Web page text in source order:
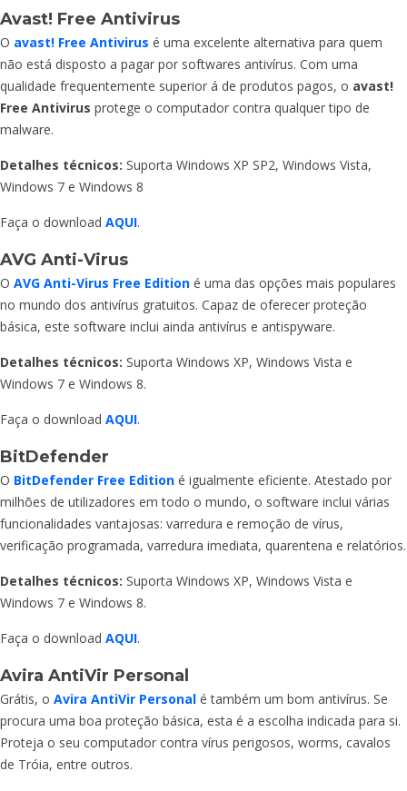
Avast! Free Antivirus
O avast! Free Antivirus é uma excelente alternativa para quem
não está disposto a pagar por softwares antivírus. Com uma
qualidade frequentemente superior á de produtos pagos, o avast!
Free Antivirus protege o computador contra qualquer tipo de
malware.
Detalhes técnicos: Suporta Windows XP SP2, Windows Vista,
Windows 7 e Windows 8
Faça o download AQUI.
AVG Anti-Virus
O AVG Anti-Virus Free Edition é uma das opções mais populares
no mundo dos antivírus gratuitos. Capaz de oferecer proteção
básica, este software inclui ainda antivírus e antispyware.
Detalhes técnicos: Suporta Windows XP, Windows Vista e
Windows 7 e Windows 8.
Faça o download AQUI.
BitDefender
O BitDefender Free Edition é igualmente eficiente. Atestado por
milhões de utilizadores em todo o mundo, o software inclui várias
funcionalidades vantajosas: varredura e remoção de vírus,
verificação programada, varredura imediata, quarentena e relatórios.
Detalhes técnicos: Suporta Windows XP, Windows Vista e
Windows 7 e Windows 8.
Faça o download AQUI.
Avira AntiVir Personal
Grátis, o Avira AntiVir Personal é também um bom antivírus. Se
procura uma boa proteção básica, esta é a escolha indicada para si.
Proteja o seu computador contra vírus perigosos, worms, cavalos
de Tróia, entre outros.